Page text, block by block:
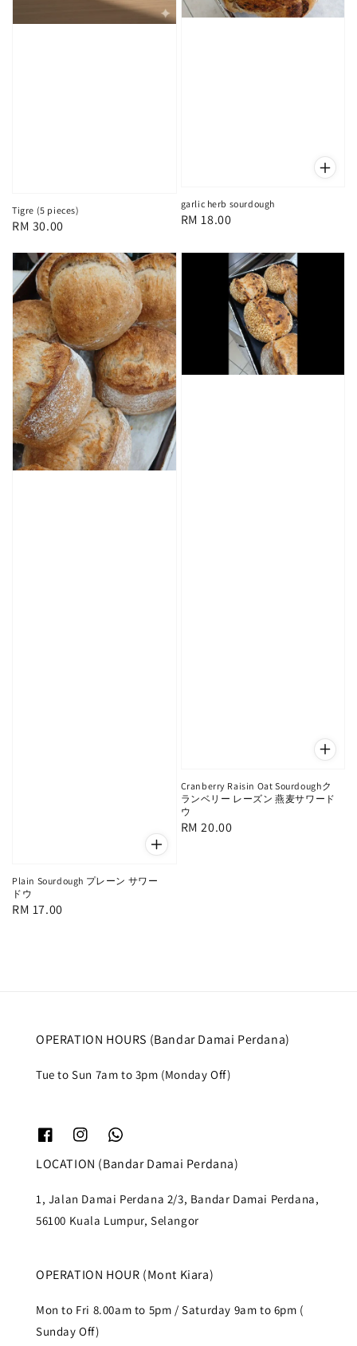
Tigre (5 pieces)
Regular
RM 30.00
garlic herb sourdough
Regular
RM 18.00
Plain Sourdough プレーン サワー
ドウ
Regular
RM 17.00
Cranberry Raisin Oat Sourdoughク
ランベリー レーズン 燕麦サワード
ウ
Regular
RM 20.00
OPERATION HOURS (Bandar Damai Perdana)
Tue to Sun 7am to 3pm (Monday Off)
LOCATION (Bandar Damai Perdana)
1, Jalan Damai Perdana 2/3, Bandar Damai Perdana,
56100 Kuala Lumpur, Selangor
OPERATION HOUR (Mont Kiara)
Mon to Fri 8.00am to 5pm / Saturday 9am to 6pm (
Sunday Off)